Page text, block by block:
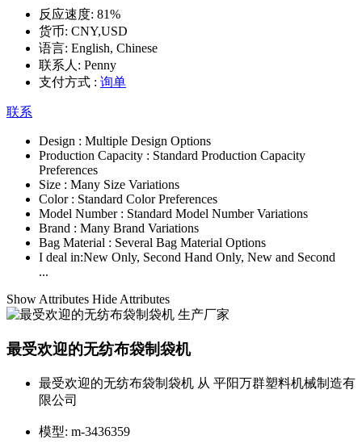
反应速度: 81%
货币: CNY,USD
语言: English, Chinese
联系人: Penny
支付方式 : 询单
联系
Design : Multiple Design Options
Production Capacity : Standard Production Capacity
Preferences
Size : Many Size Variations
Color : Standard Color Preferences
Model Number : Standard Model Number Variations
Brand : Many Brand Variations
Bag Material : Several Bag Material Options
I deal in:New Only, Second Hand Only, New and Second
...
Show Attributes Hide Attributes
最受欢迎的无纺布袋制袋机
最受欢迎的无纺布袋制袋机 从 平阳万群塑料机械制造有
限公司
模型: m-3436359